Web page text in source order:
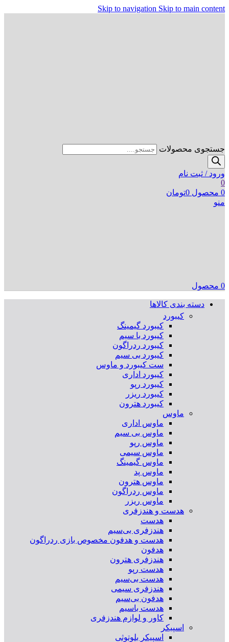
Skip to navigation Skip to main content
جستجوی محصولات
ورود / ثبت نام
0
0 محصول 0تومان
منو
0 محصول
دسته بندی کالاها
کیبورد
کیبورد گیمینگ
کیبورد با سیم
کیبورد ردراگون
کیبورد بی سیم
ست کیبورد و ماوس
کیبورد اداری
کیبورد رپو
کیبورد ریزر
کیبورد هترون
ماوس
ماوس اداری
ماوس بی سیم
ماوس رپو
ماوس سیمی
ماوس گیمینگ
ماوس پد
ماوس هترون
ماوس ردراگون
ماوس ریزر
هدست و هندزفری
هدست
هندزفری بی‌سیم
هدست و هدفون مخصوص بازی ردراگون
هدفون
هندزفری هترون
هدست رپو
هدست بی‌سیم
هندزفری سیمی
هدفون بی‌سیم
هدست باسیم
کاور و لوازم هندزفری
اسپیکر
اسپیکر بلوتوثی